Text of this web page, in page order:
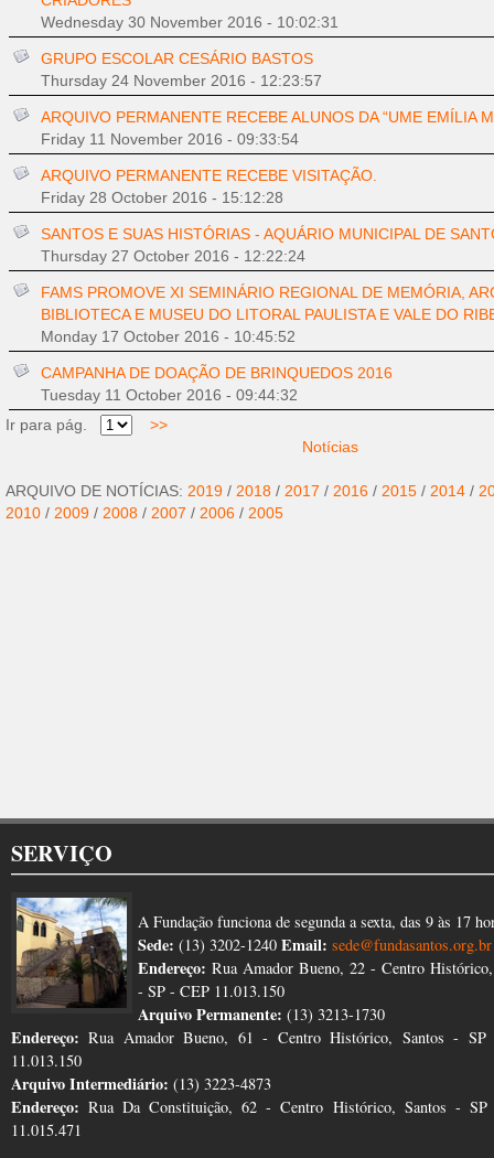
Wednesday 30 November 2016 - 10:02:31
GRUPO ESCOLAR CESÁRIO BASTOS
Thursday 24 November 2016 - 12:23:57
ARQUIVO PERMANENTE RECEBE ALUNOS DA “UME EMÍLIA
Friday 11 November 2016 - 09:33:54
ARQUIVO PERMANENTE RECEBE VISITAÇÃO.
Friday 28 October 2016 - 15:12:28
SANTOS E SUAS HISTÓRIAS - AQUÁRIO MUNICIPAL DE
Thursday 27 October 2016 - 12:22:24
FAMS PROMOVE XI SEMINÁRIO REGIONAL DE MEMÓRIA,
BIBLIOTECA E MUSEU DO LITORAL PAULISTA E VALE DO
Monday 17 October 2016 - 10:45:52
CAMPANHA DE DOAÇÃO DE BRINQUEDOS 2016
Tuesday 11 October 2016 - 09:44:32
Ir para pág.
>>
Notícias
ARQUIVO DE NOTÍCIAS: 2019 / 2018 / 2017 / 2016 / 2015 / 2014 /
2010 / 2009 / 2008 / 2007 / 2006 / 2005
SERVIÇO
A Fundação funciona de segunda a sexta, das 9 às 17
Sede: (13) 3202-1240 Email: sede@fundasantos.org.br
Endereço: Rua Amador Bueno, 22 - Centro
- SP - CEP 11.013.150
Arquivo Permanente: (13) 3213-1730
Endereço: Rua Amador Bueno, 61 - Centro Histórico, Santos -
11.013.150
Arquivo Intermediário: (13) 3223-4873
Endereço: Rua Da Constituição, 62 - Centro Histórico, Santos -
11.015.471